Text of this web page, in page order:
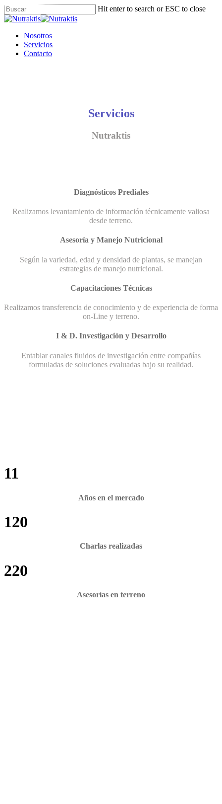
Skip
to
content
Hit enter to search or ESC to close
Close
Menu
Nosotros
Servicios
Contacto
Servicios
Nutraktis
Diagnósticos Prediales
Realizamos levantamiento de información técnicamente valiosa
desde terreno.
Asesoría y Manejo Nutricional
Según la variedad, edad y densidad de plantas, se manejan
estrategias de manejo nutricional.
Capacitaciones Técnicas
Realizamos transferencia de conocimiento y de experiencia de forma
on-Line y terreno.
I & D. Investigación y Desarrollo
Entablar canales fluidos de investigación entre compañías
formuladas de soluciones evaluadas bajo su realidad.
11
Años en el mercado
120
Charlas realizadas
220
Asesorías en terreno